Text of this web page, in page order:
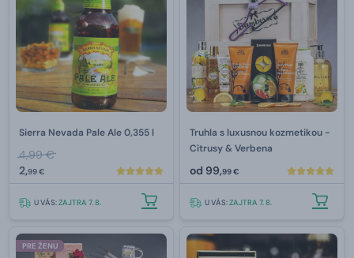
Sierra Nevada Pale Ale 0,355 l
4,99 €
2,99 €
U VÁS:ZAJTRA 7. 8.
Truhla s luxusnou kozmetikou -
Citrusy & Verbena
od 99,99 €
U VÁS:ZAJTRA 7. 8.
PRE ŽENU